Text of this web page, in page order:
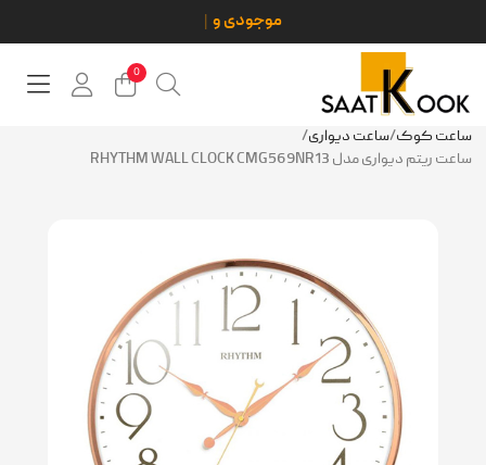
0
ساعت کوک/ساعت دیواری/
ساعت ریتم دیواری مدل RHYTHM WALL CLOCK CMG569NR13